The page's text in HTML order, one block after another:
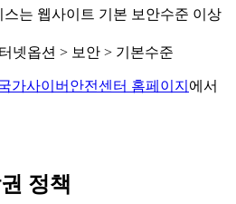
는 웹사이트 기본 보안수준 이상
넷옵션 > 보안 > 기본수준
가사이버안전센터 홈페이지 에서
정책